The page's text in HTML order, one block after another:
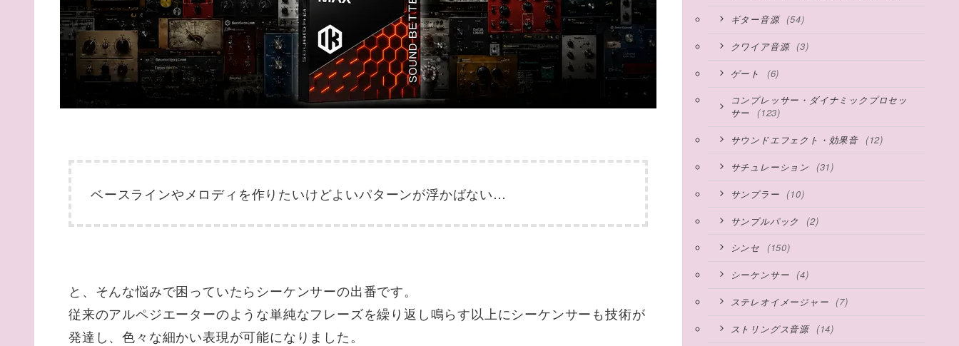
ベースラインやメロディを作りたいけどよいパターンが浮かばない…
と、そんな悩みで困っていたらシーケンサーの出番です。
従来のアルペジエーターのような単純なフレーズを繰り返し鳴らす以上にシーケンサーも技術が
発達し、色々な細かい表現が可能になりました。
ギター音源 (54)
クワイア音源 (3)
ゲート (6)
コンプレッサー・ダイナミックプロセッ
サー
(123)
サウンドエフェクト・効果音 (12)
サチュレーション (31)
サンプラー (10)
サンプルパック (2)
シンセ (150)
シーケンサー (4)
ステレオイメージャー (7)
ストリングス音源 (14)